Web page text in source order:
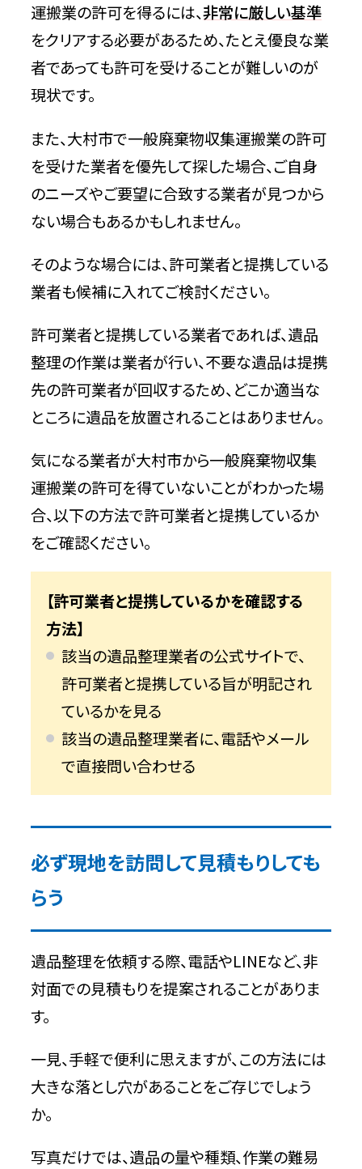
運搬業の許可を得るには、非常に厳しい基準
をクリアする必要があるため、たとえ優良な業
者であっても許可を受けることが難しいのが
現状です。
また、大村市で一般廃棄物収集運搬業の許可
を受けた業者を優先して探した場合、ご自身
のニーズやご要望に合致する業者が見つから
ない場合もあるかもしれません。
そのような場合には、許可業者と提携している
業者も候補に入れてご検討ください。
許可業者と提携している業者であれば、遺品
整理の作業は業者が行い、不要な遺品は提携
先の許可業者が回収するため、どこか適当な
ところに遺品を放置されることはありません。
気になる業者が大村市から一般廃棄物収集
運搬業の許可を得ていないことがわかった場
合、以下の方法で許可業者と提携しているか
をご確認ください。
【許可業者と提携しているかを確認する
方法】
該当の遺品整理業者の公式サイトで、
許可業者と提携している旨が明記され
ているかを見る
該当の遺品整理業者に、電話やメール
で直接問い合わせる
必ず現地を訪問して見積もりしても
らう
遺品整理を依頼する際、電話やLINEなど、非
対面での見積もりを提案されることがありま
す。
一見、手軽で便利に思えますが、この方法には
大きな落とし穴があることをご存じでしょう
か。
写真だけでは、遺品の量や種類、作業の難易